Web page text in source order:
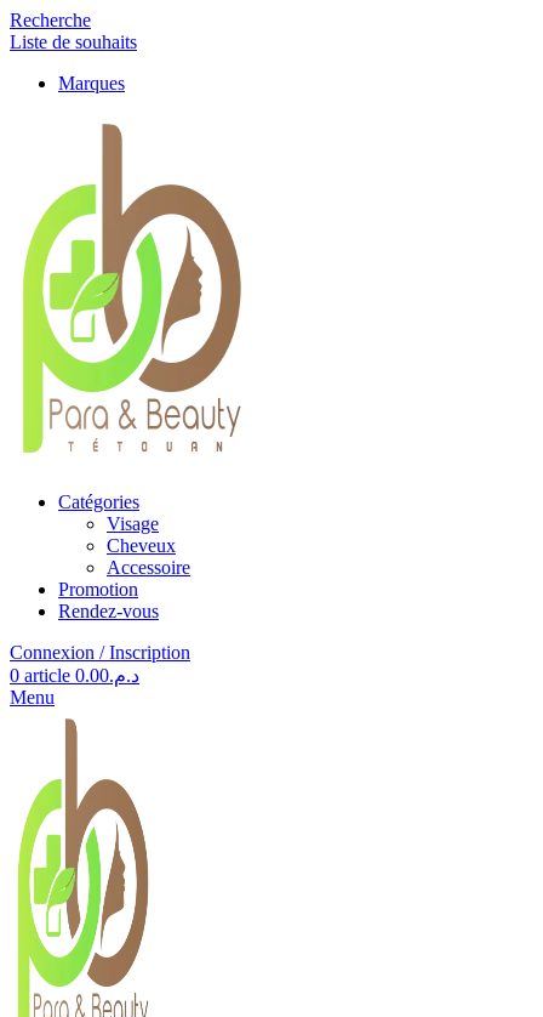
Recherche
Liste de souhaits
Marques
Catégories
Visage
Cheveux
Accessoire
Promotion
Rendez-vous
Connexion / Inscription
0 article د.م.0.00
Menu